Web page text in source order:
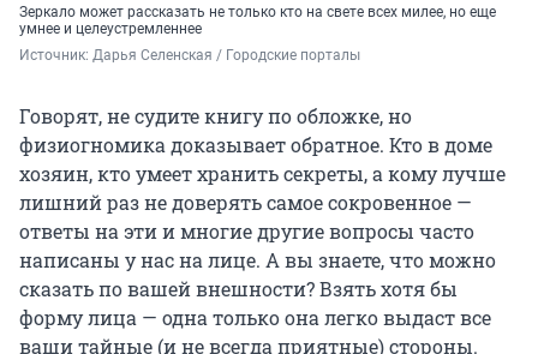
Зеркало может рассказать не только кто на свете всех милее, но еще
умнее и целеустремленнее
Источник: Дарья Селенская / Городские порталы
Говорят, не судите книгу по обложке, но
физиогномика доказывает обратное. Кто в доме
хозяин, кто умеет хранить секреты, а кому лучше
лишний раз не доверять самое сокровенное —
ответы на эти и многие другие вопросы часто
написаны у нас на лице. А вы знаете, что можно
сказать по вашей внешности? Взять хотя бы
форму лица — одна только она легко выдаст все
ваши тайные (и не всегда приятные) стороны.